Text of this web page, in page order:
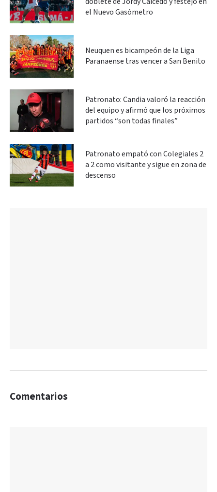
el Nuevo Gasómetro
Neuquen es bicampeón de la Liga
Paranaense tras vencer a San Benito
Patronato: Candia valoró la reacción
del equipo y afirmó que los próximos
partidos “son todas finales”
Patronato empató con Colegiales 2
a 2 como visitante y sigue en zona de
descenso
Comentarios